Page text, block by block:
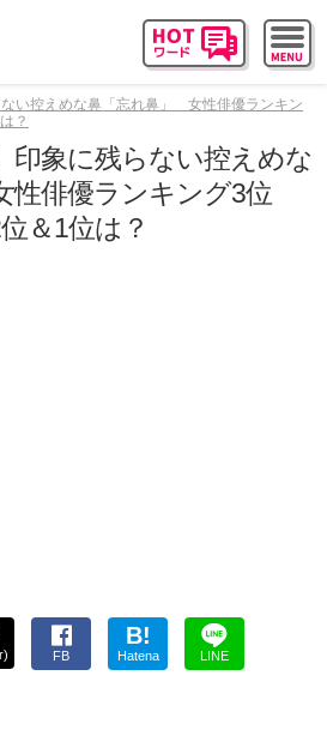
ない控えめな鼻「忘れ鼻」 女性俳優ランキン
？
印象に残らない控えめな
俳優ランキング3位
＆1位は？
FB
B!
Hatena LINE